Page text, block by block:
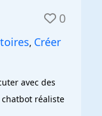
0
, Créer
avec des
réaliste